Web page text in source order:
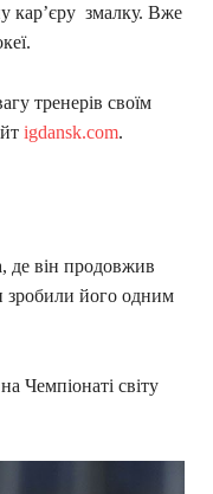
кар’єру змалку. Вже
тренерів своїм
igdansk.com.
де він продовжив
зробили його одним
Чемпіонаті світу